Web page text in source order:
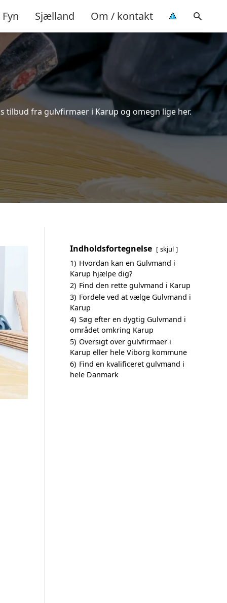
Fyn Sjælland Om / kontakt
tilbud fra gulvfirmaer i Karup og omegn lige her.
Indholdsfortegnelse skjul
1) Hvordan kan en Gulvmand i
Karup hjælpe dig?
2) Find den rette gulvmand i Karup
3) Fordele ved at vælge Gulvmand i
Karup
4) Søg efter en dygtig Gulvmand i
området omkring Karup
5) Oversigt over gulvfirmaer i
Karup eller hele Viborg kommune
6) Find en kvalificeret gulvmand i
hele Danmark